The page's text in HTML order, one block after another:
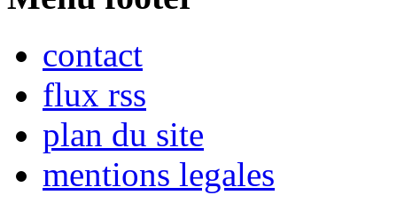
contact
flux rss
plan du site
mentions legales